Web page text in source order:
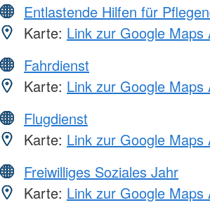
Entlastende Hilfen für
Karte: Link zur Google Maps
Fahrdienst
Karte: Link zur Google Maps
Flugdienst
Karte: Link zur Google Maps
Freiwilliges Soziales Jahr
Karte: Link zur Google Maps